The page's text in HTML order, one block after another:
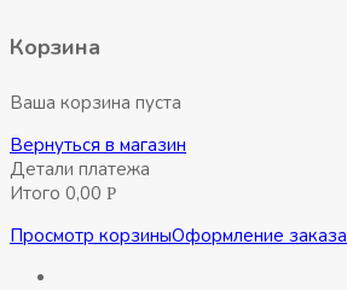
Корзина
Ваша корзина пуста
Вернуться в магазин
Детали платежа
Итого 0,00 Р
Просмотр корзиныОформление заказа